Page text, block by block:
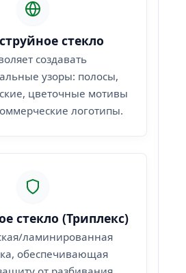
стекло
создавать
узоры: полосы,
цветочные мотивы
логотипы.
стекло (Триплекс)
ламинированная
обеспечивающая